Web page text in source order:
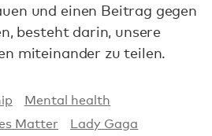
und einen Beitrag gegen
besteht darin, unsere
miteinander zu teilen.
Mental health
Matter
Lady Gaga